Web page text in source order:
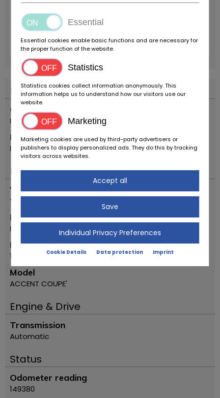
Location
Country
Italia
Location
Reggio Emilia
Important
Vehicle type
Youngtimer
Make
Hyundai
First registration year
1997
Model
ACCENT COUPE'
Engine & Drive
Transmission
Automatic
Status
Odometer reading
149380
Essential
Essential cookies enable basic functions and are necessary for
the proper function of the website.
Statistics
Statistics cookies collect information anonymously. This
information helps us to understand how our visitors use our
website.
Marketing
Marketing cookies are used by third-party advertisers or
publishers to display personalized ads. They do this by tracking
visitors across websites.
Accept all
Save
Individual Privacy Preferences
Cookie Details Data protection Imprint